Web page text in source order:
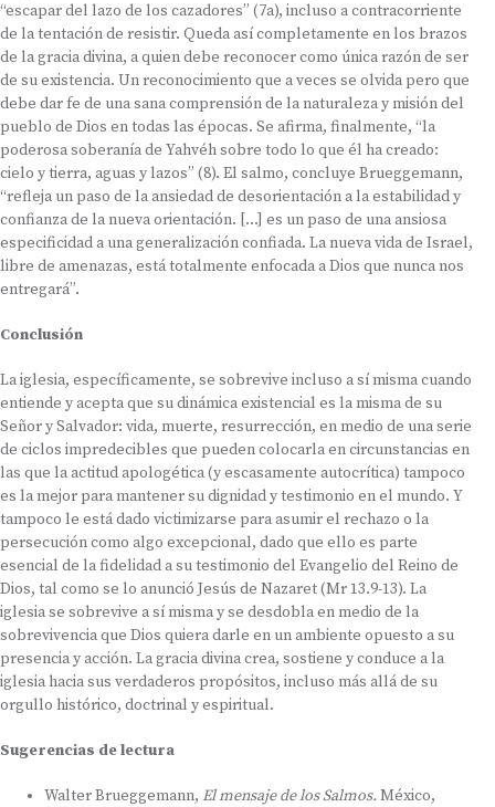
“escapar del lazo de los cazadores” (7a), incluso a contracorriente
de la tentación de resistir. Queda así completamente en los brazos
de la gracia divina, a quien debe reconocer como única razón de ser
de su existencia. Un reconocimiento que a veces se olvida pero que
debe dar fe de una sana comprensión de la naturaleza y misión del
pueblo de Dios en todas las épocas. Se afirma, finalmente, “la
poderosa soberanía de Yahvéh sobre todo lo que él ha creado:
cielo y tierra, aguas y lazos” (8). El salmo, concluye Brueggemann,
“refleja un paso de la ansiedad de desorientación a la estabilidad y
confianza de la nueva orientación. […] es un paso de una ansiosa
especificidad a una generalización confiada. La nueva vida de Israel,
libre de amenazas, está totalmente enfocada a Dios que nunca nos
entregará”.
Conclusión
La iglesia, específicamente, se sobrevive incluso a sí misma cuando
entiende y acepta que su dinámica existencial es la misma de su
Señor y Salvador: vida, muerte, resurrección, en medio de una serie
de ciclos impredecibles que pueden colocarla en circunstancias en
las que la actitud apologética (y escasamente autocrítica) tampoco
es la mejor para mantener su dignidad y testimonio en el mundo. Y
tampoco le está dado victimizarse para asumir el rechazo o la
persecución como algo excepcional, dado que ello es parte
esencial de la fidelidad a su testimonio del Evangelio del Reino de
Dios, tal como se lo anunció Jesús de Nazaret (Mr 13.9-13). La
iglesia se sobrevive a sí misma y se desdobla en medio de la
sobrevivencia que Dios quiera darle en un ambiente opuesto a su
presencia y acción. La gracia divina crea, sostiene y conduce a la
iglesia hacia sus verdaderos propósitos, incluso más allá de su
orgullo histórico, doctrinal y espiritual.
Sugerencias de lectura
Walter Brueggemann, El mensaje de los Salmos. México,